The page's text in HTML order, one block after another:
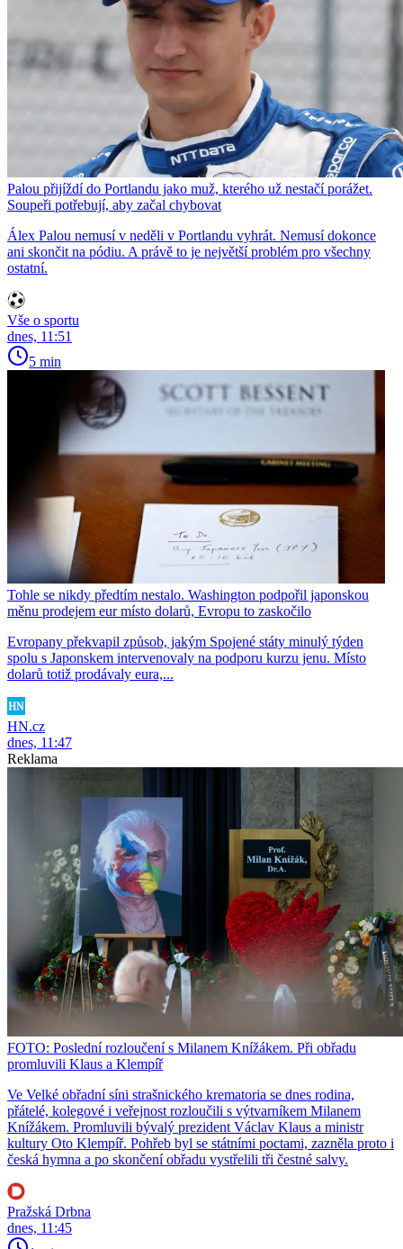
Palou přijíždí do Portlandu jako muž, kterého už nestačí porážet.
Soupeři potřebují, aby začal chybovat
Álex Palou nemusí v neděli v Portlandu vyhrát. Nemusí dokonce
ani skončit na pódiu. A právě to je největší problém pro všechny
ostatní.
Vše o sportu
dnes, 11:51
5 min
Tohle se nikdy předtím nestalo. Washington podpořil japonskou
měnu prodejem eur místo dolarů, Evropu to zaskočilo
Evropany překvapil způsob, jakým Spojené státy minulý týden
spolu s Japonskem intervenovaly na podporu kurzu jenu. Místo
dolarů totiž prodávaly eura,...
HN.cz
dnes, 11:47
Reklama
FOTO: Poslední rozloučení s Milanem Knížákem. Při obřadu
promluvili Klaus a Klempíř
Ve Velké obřadní síni strašnického krematoria se dnes rodina,
přátelé, kolegové i veřejnost rozloučili s výtvarníkem Milanem
Knížákem. Promluvili bývalý prezident Václav Klaus a ministr
kultury Oto Klempíř. Pohřeb byl se státními poctami, zazněla proto i
česká hymna a po skončení obřadu vystřelili tři čestné salvy.
Pražská Drbna
dnes, 11:45